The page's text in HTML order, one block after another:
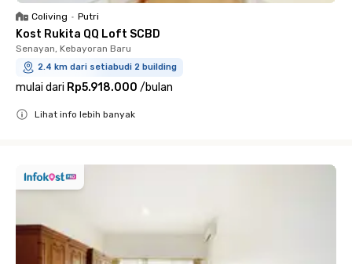
Coliving • Putri
Kost Rukita QQ Loft SCBD
Senayan, Kebayoran Baru
2.4 km dari setiabudi 2 building
mulai dari Rp5.918.000 /bulan
Lihat info lebih banyak